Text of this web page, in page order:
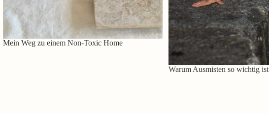
Mein Weg zu einem Non-Toxic Home
Warum Ausmisten so wichtig ist